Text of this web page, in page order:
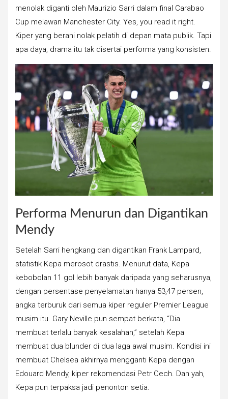
menolak diganti oleh Maurizio Sarri dalam final Carabao
Cup melawan Manchester City. Yes, you read it right.
Kiper yang berani nolak pelatih di depan mata publik. Tapi
apa daya, drama itu tak disertai performa yang konsisten.
Performa Menurun dan Digantikan
Mendy
Setelah Sarri hengkang dan digantikan Frank Lampard,
statistik Kepa merosot drastis. Menurut data, Kepa
kebobolan 11 gol lebih banyak daripada yang seharusnya,
dengan persentase penyelamatan hanya 53,47 persen,
angka terburuk dari semua kiper reguler Premier League
musim itu. Gary Neville pun sempat berkata, “Dia
membuat terlalu banyak kesalahan,” setelah Kepa
membuat dua blunder di dua laga awal musim. Kondisi ini
membuat Chelsea akhirnya mengganti Kepa dengan
Edouard Mendy, kiper rekomendasi Petr Cech. Dan yah,
Kepa pun terpaksa jadi penonton setia.